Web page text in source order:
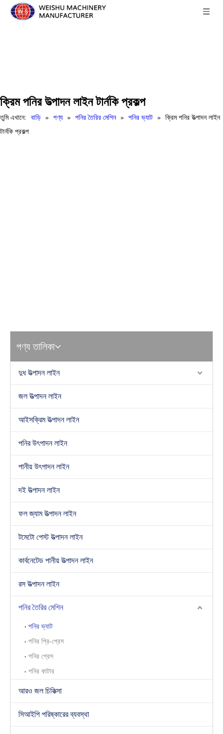
ক্রিম পনির উত্পাদন লাইন টার্নকি প্রকল্প
তুমি এখানে: বাড়ি » পণ্য » পনির তৈরির মেশিন » পনির ভ্যাট » ক্রিম পনির উত্পাদন লাইন
টার্নকি প্রকল্প
পণ্য তালিকা
দুধ উত্পাদন লাইন
জল উত্পাদন লাইন
আইসক্রিম উত্পাদন লাইন
পনির উৎপাদন লাইন
পানীয় উৎপাদন লাইন
দই উত্পাদন লাইন
ফল জ্যাম উত্পাদন লাইন
টমেটো পেস্ট উত্পাদন লাইন
কার্বনেটেড পানীয় উত্পাদন লাইন
রস উত্পাদন লাইন
পনির তৈরির মেশিন
পনির ভ্যাট
পনির প্রি-প্রেস
পনির প্রেস
পনির কাটার
আরও জল চিকিত্সা
সিআইপি পরিষ্কারের ব্যবস্থা